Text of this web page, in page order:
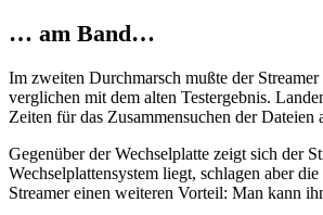
… am Band…
Im zweiten Durchmarsch mußte der
verglichen mit dem alten Testergebnis.
Zeiten für das Zusammensuchen der
Gegenüber der Wechselplatte zeigt sich der
Wechselplattensystem liegt, schlagen aber
Streamer einen weiteren Vorteil: Man kann